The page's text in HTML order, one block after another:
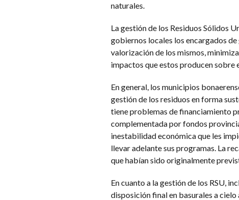
naturales.
La gestión de los Residuos Sólidos
gobiernos locales los encargados
valorización de los mismos,
impactos que estos producen
En general, los municipios
gestión de los residuos en forma
tiene problemas de financiamiento
complementada por fondos
inestabilidad económica que les
llevar adelante sus programas. La
que habían sido originalmente
En cuanto a la gestión de los RSU,
disposición final en basurales a